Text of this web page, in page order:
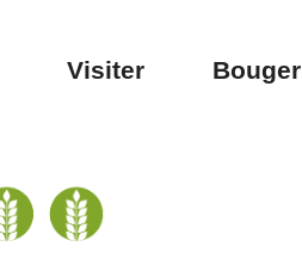
Visiter Bouger